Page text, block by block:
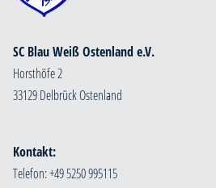
SC Blau Weiß Ostenland e.V.
Horsthöfe 2
33129 Delbrück Ostenland
Kontakt:
Telefon: +49 5250 995115